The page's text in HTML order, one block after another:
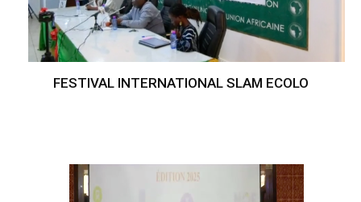
FESTIVAL INTERNATIONAL SLAM ECOLO